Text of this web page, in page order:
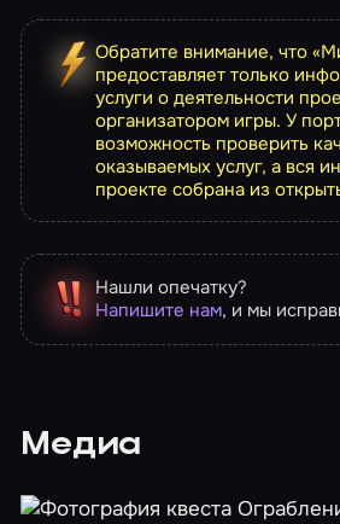
Обратите внимание, что
предоставляет только
услуги о деятельности
организатором игры. У
возможность проверить
оказываемых услуг, а вся
проекте собрана из
Нашли опечатку?
Напишите нам, и мы
Медиа